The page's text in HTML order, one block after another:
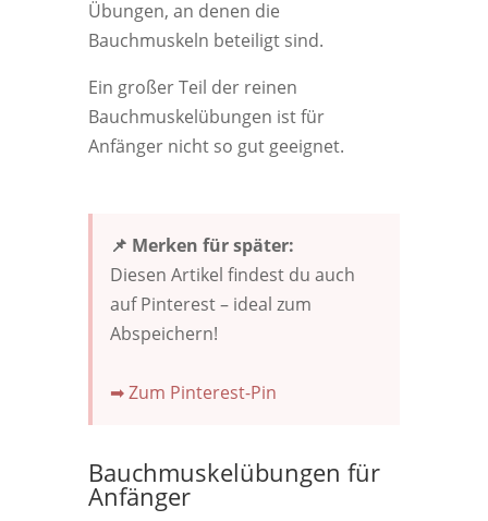
Übungen, an denen die
Bauchmuskeln beteiligt sind.
Ein großer Teil der reinen
Bauchmuskelübungen ist für
Anfänger nicht so gut geeignet.
📌 Merken für später:
Diesen Artikel findest du auch
auf Pinterest – ideal zum
Abspeichern!
➡ Zum Pinterest-Pin
Bauchmuskelübungen für
Anfänger